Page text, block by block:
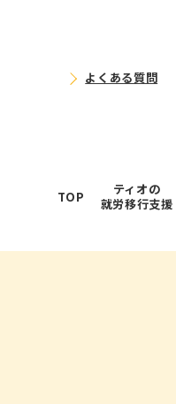
よくある質問
TOP
ティオの
就労移⾏⽀援